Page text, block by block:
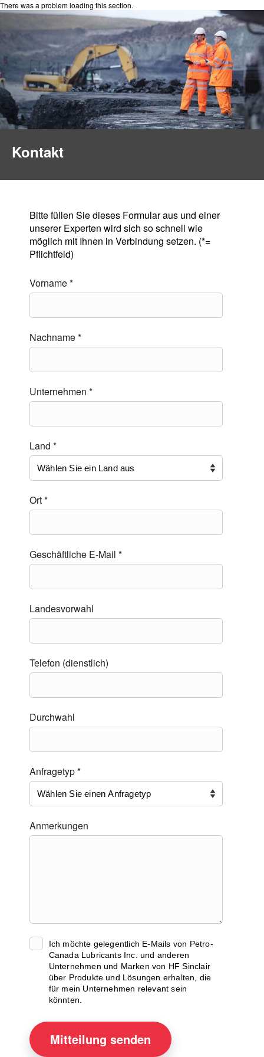
There was a problem loading this section.
Kontakt
Bitte füllen Sie dieses Formular aus und einer
unserer Experten wird sich so schnell wie
möglich mit Ihnen in Verbindung setzen. (*=
Pflichtfeld)
Vorname *
Nachname *
Unternehmen *
Land *
Ort *
Geschäftliche E-Mail *
Landesvorwahl
Telefon (dienstlich)
Durchwahl
Anfragetyp *
Anmerkungen
Ich möchte gelegentlich E-Mails von Petro-
Canada Lubricants Inc. und anderen
Unternehmen und Marken von HF Sinclair
über Produkte und Lösungen erhalten, die
für mein Unternehmen relevant sein
könnten.
Mitteilung senden